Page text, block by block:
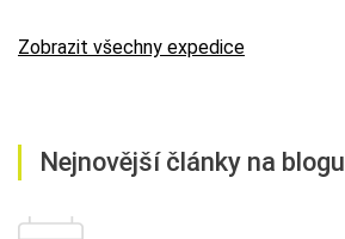
Zobrazit všechny expedice
Nejnovější články na blogu